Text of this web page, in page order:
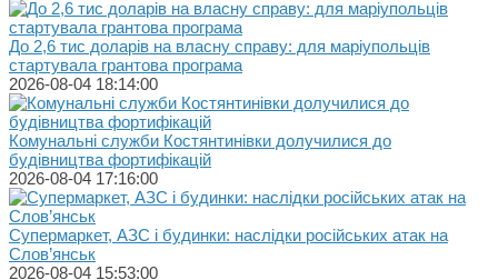
До 2,6 тис доларів на власну справу: для маріупольців
стартувала грантова програма
2026-08-04 18:14:00
Комунальні служби Костянтинівки долучилися до
будівництва фортифікацій
2026-08-04 17:16:00
Супермаркет, АЗС і будинки: наслідки російських атак на
Слов’янськ
2026-08-04 15:53:00